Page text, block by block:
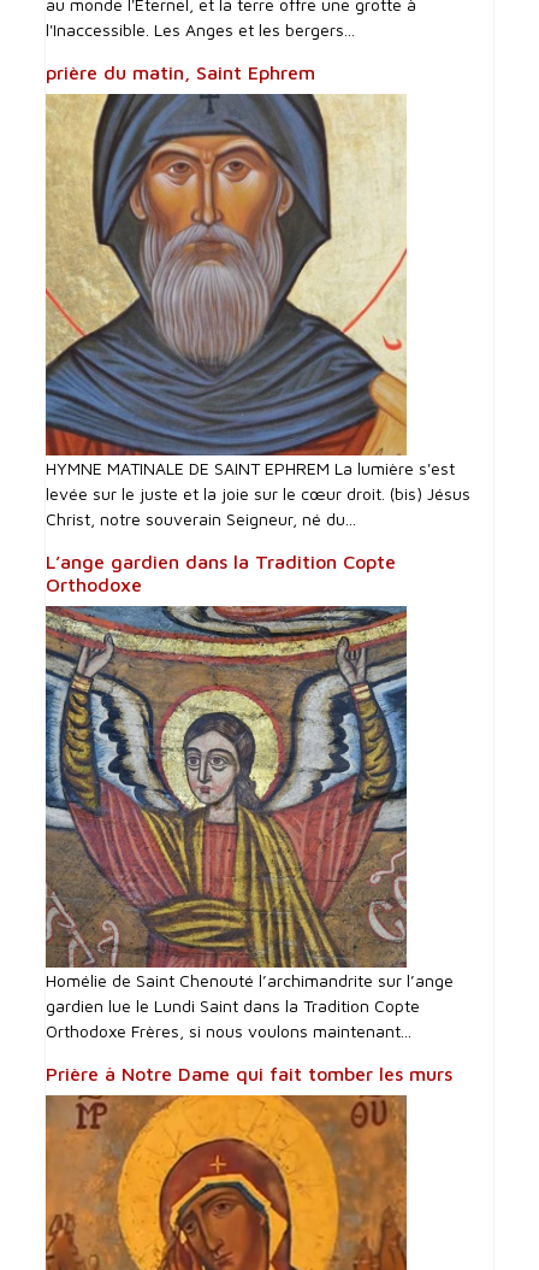
au monde l'Eternel, et la terre offre une grotte à
l'Inaccessible. Les Anges et les bergers...
prière du matin, Saint Ephrem
HYMNE MATINALE DE SAINT EPHREM La lumière s'est
levée sur le juste et la joie sur le cœur droit. (bis) Jésus
Christ, notre souverain Seigneur, né du...
L’ange gardien dans la Tradition Copte
Orthodoxe
Homélie de Saint Chenouté l’archimandrite sur l’ange
gardien lue le Lundi Saint dans la Tradition Copte
Orthodoxe Frères, si nous voulons maintenant...
Prière à Notre Dame qui fait tomber les murs